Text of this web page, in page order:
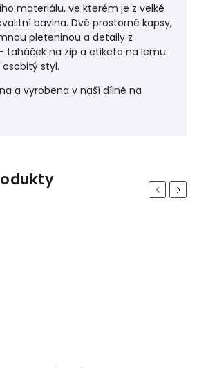
materiálu, ve kterém je z velké
bavlna. Dvě prostorné kapsy,
pleteninou a detaily z
taháček na zip a etiketa na lemu
styl.
a vyrobena v naší dílně na
Previous
Next